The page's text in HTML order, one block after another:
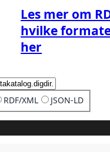
Les mer om
hvilke
her
RDF/XML JSON-LD